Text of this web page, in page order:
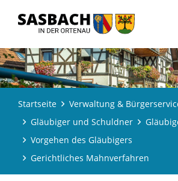
Startseite Verwaltung &
Gläubiger und Schuldner
Vorgehen des Gläubigers
Gerichtliches Mahnverfahren